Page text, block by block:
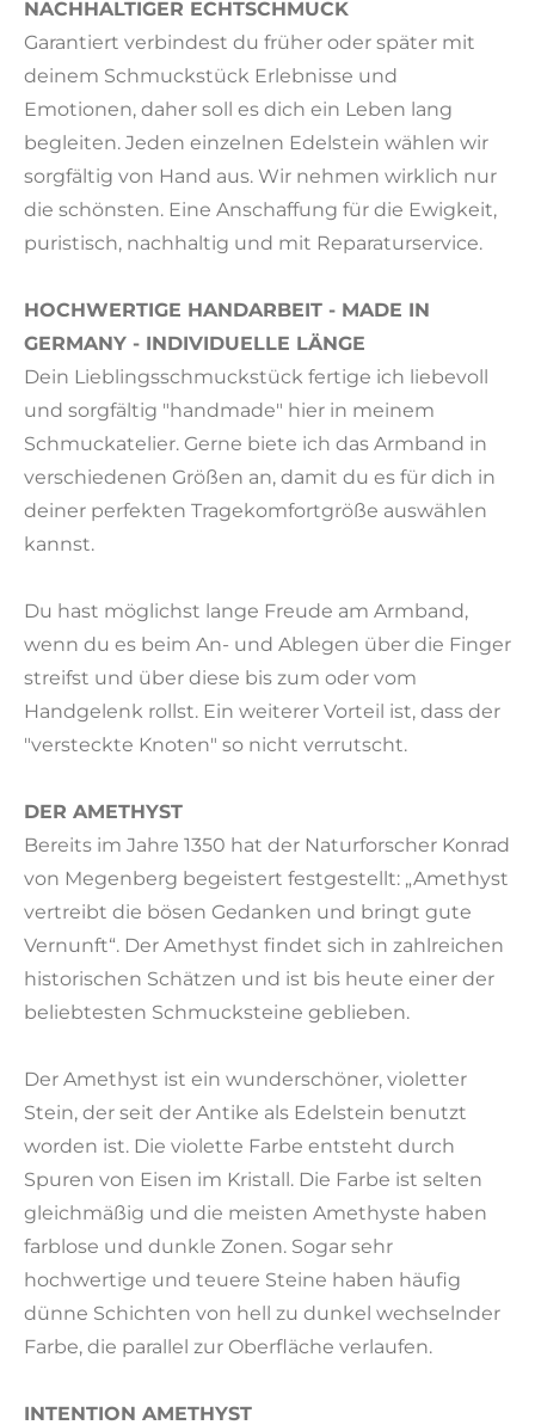
NACHHALTIGER ECHTSCHMUCK
Garantiert verbindest du früher oder später mit
deinem Schmuckstück Erlebnisse und
Emotionen, daher soll es dich ein Leben lang
begleiten. Jeden einzelnen Edelstein wählen wir
sorgfältig von Hand aus. Wir nehmen wirklich nur
die schönsten. Eine Anschaffung für die Ewigkeit,
puristisch, nachhaltig und mit Reparaturservice.
HOCHWERTIGE HANDARBEIT - MADE IN
GERMANY - INDIVIDUELLE LÄNGE
Dein Lieblingsschmuckstück fertige ich liebevoll
und sorgfältig "handmade" hier in meinem
Schmuckatelier. Gerne biete ich das Armband in
verschiedenen Größen an, damit du es für dich in
deiner perfekten Tragekomfortgröße auswählen
kannst.
Du hast möglichst lange Freude am Armband,
wenn du es beim An- und Ablegen über die Finger
streifst und über diese bis zum oder vom
Handgelenk rollst. Ein weiterer Vorteil ist, dass der
"versteckte Knoten" so nicht verrutscht.
DER AMETHYST
Bereits im Jahre 1350 hat der Naturforscher Konrad
von Megenberg begeistert festgestellt: „Amethyst
vertreibt die bösen Gedanken und bringt gute
Vernunft“. Der Amethyst findet sich in zahlreichen
historischen Schätzen und ist bis heute einer der
beliebtesten Schmucksteine geblieben.
Der Amethyst ist ein wunderschöner, violetter
Stein, der seit der Antike als Edelstein benutzt
worden ist. Die violette Farbe entsteht durch
Spuren von Eisen im Kristall. Die Farbe ist selten
gleichmäßig und die meisten Amethyste haben
farblose und dunkle Zonen. Sogar sehr
hochwertige und teuere Steine haben häufig
dünne Schichten von hell zu dunkel wechselnder
Farbe, die parallel zur Oberfläche verlaufen.
INTENTION AMETHYST